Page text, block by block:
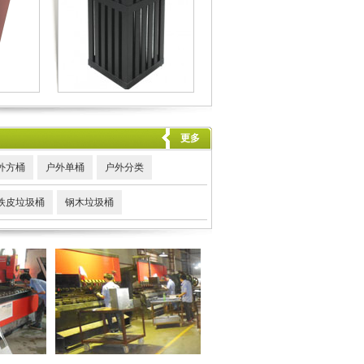
更多
方桶 户外单桶 户外分类
皮垃圾桶 钢木垃圾桶